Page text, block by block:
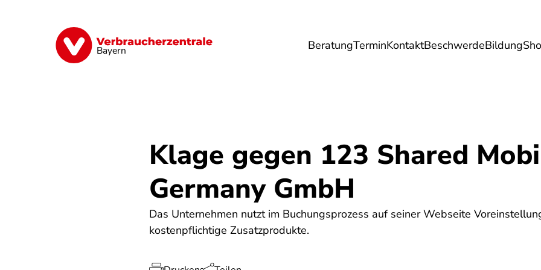
Bayern BeratungTerminKontaktBeschwerdeBildung
Finanzen Digitales Lebensmittel Umwelt Gesundheit Energie
Klage gegen 123 Shared
Germany GmbH
Das Unternehmen nutzt im Buchungsprozess auf seiner Webseite
kostenpflichtige Zusatzprodukte.